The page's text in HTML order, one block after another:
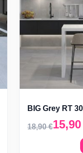
BIG Grey RT
18,90€15,90